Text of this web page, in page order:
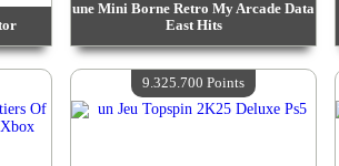
une Mini Borne Retro My Arcade Data
East Hits
Valeur :12 020 500 Points
Quantité Disponible :4
9.325.700 Points